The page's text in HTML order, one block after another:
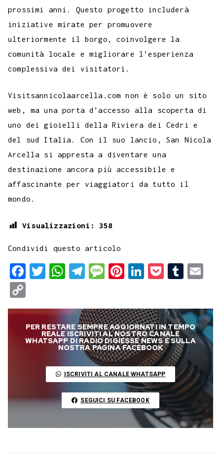
prossimi anni. Questo progetto includerà
iniziative mirate per promuovere
ulteriormente il borgo, coinvolgere la
comunità locale e migliorare l’esperienza
complessiva dei visitatori.
Visitsannicolaarcella.com non è solo un sito
web, ma una porta d’accesso alla scoperta di
uno dei gioielli della Riviera dei Cedri e
del sud Italia. Con il suo lancio, San Nicola
Arcella si appresta a diventare una
destinazione ancora più accessibile e
affascinante per viaggiatori da tutto il
mondo.
Visualizzazioni: 358
Condividi questo articolo
F
e
b
T
t
t
r
W
t
s
A
p
p
T
e
g
r
a
m
M
s
a
g
e
P
t
e
r
e
s
t
L
k
e
d
I
n
k
e
t
T
b
l
r
i
l
o
p
y
k
PER RESTARE SEMPRE AGGIORNATI IN TEMPO
REALE ISCRIVITI AL NOSTRO CANALE
WHATSAPP DI RADIO DIGIESSE NEWS E SULLA
NOSTRA PAGINA FACEBOOK
ISCRIVITI AL CANALE WHATSAPP
SEGUICI SU FACEBOOK